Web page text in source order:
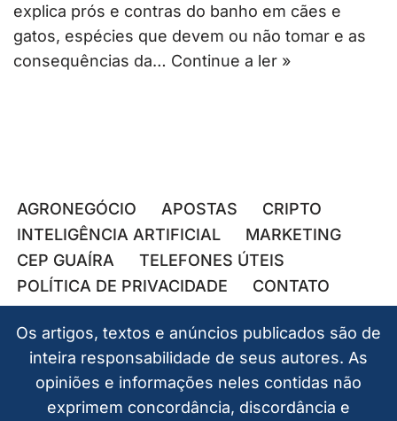
explica prós e contras do banho em cães e
gatos, espécies que devem ou não tomar e as
consequências da… Continue a ler »
AGRONEGÓCIO APOSTAS
CRIPTO
INTELIGÊNCIA ARTIFICIAL
MARKETING
CEP GUAÍRA
TELEFONES ÚTEIS
POLÍTICA DE PRIVACIDADE
CONTATO
Os artigos, textos e anúncios publicados são de
inteira responsabilidade de seus autores. As
opiniões e informações neles contidas não
exprimem concordância, discordância e